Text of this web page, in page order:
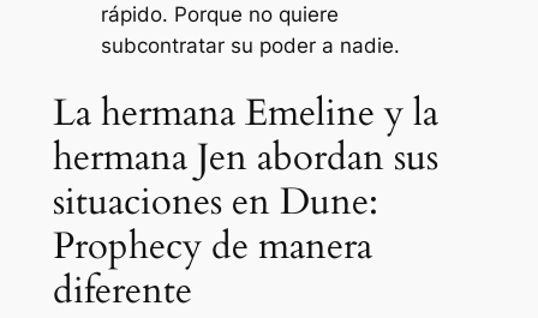
rápido. Porque no quiere
subcontratar su poder a nadie.
La hermana Emeline y la
hermana Jen abordan sus
situaciones en Dune:
Prophecy de manera
diferente